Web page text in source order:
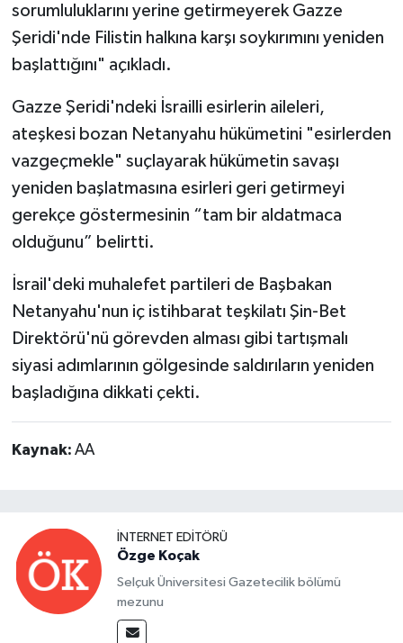
sorumluluklarını yerine getirmeyerek Gazze
Şeridi'nde Filistin halkına karşı soykırımını yeniden
başlattığını" açıkladı.
Gazze Şeridi'ndeki İsrailli esirlerin aileleri,
ateşkesi bozan Netanyahu hükümetini "esirlerden
vazgeçmekle" suçlayarak hükümetin savaşı
yeniden başlatmasına esirleri geri getirmeyi
gerekçe göstermesinin “tam bir aldatmaca
olduğunu” belirtti.
İsrail'deki muhalefet partileri de Başbakan
Netanyahu'nun iç istihbarat teşkilatı Şin-Bet
Direktörü'nü görevden alması gibi tartışmalı
siyasi adımlarının gölgesinde saldırıların yeniden
başladığına dikkati çekti.
Kaynak: AA
İNTERNET EDITÖRÜ
Özge Koçak
Selçuk Üniversitesi Gazetecilik bölümü
mezunu